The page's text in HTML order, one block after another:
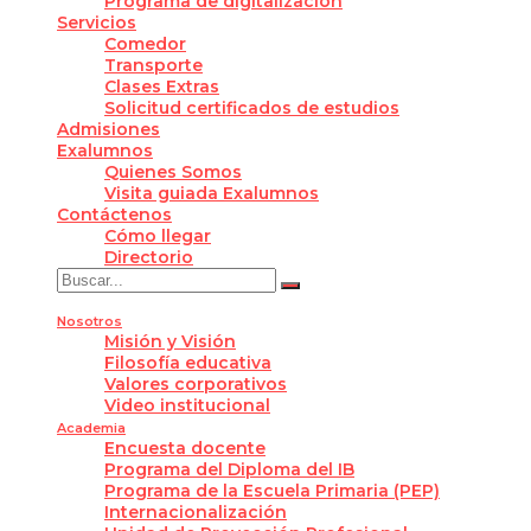
Servicios
Comedor
Transporte
Clases Extras
Solicitud certificados de estudios
Admisiones
Exalumnos
Quienes Somos
Visita guiada Exalumnos
Contáctenos
Cómo llegar
Directorio
Nosotros
Misión y Visión
Filosofía educativa
Valores corporativos
Video institucional
Academia
Encuesta docente
Programa del Diploma del IB
Programa de la Escuela Primaria (PEP)
Internacionalización